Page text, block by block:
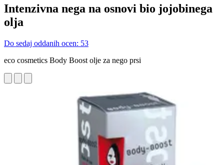
Intenzivna nega na osnovi bio jojobinega
olja
Do sedaj oddanih ocen: 53
eco cosmetics Body Boost olje za nego prsi